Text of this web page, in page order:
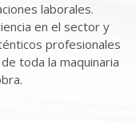
laborales.
en el sector y
profesionales
toda la maquinaria